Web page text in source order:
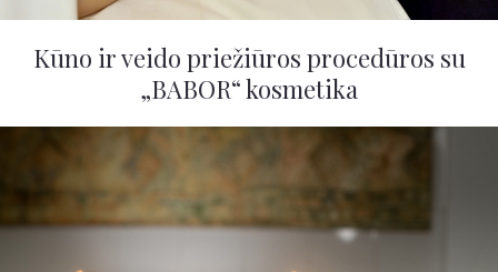
Kūno ir veido priežiūros procedūros su
„BABOR“ kosmetika